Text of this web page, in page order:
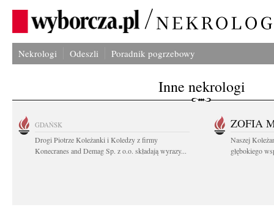
Nekrologi Odeszli Poradnik pogrzebowy
Inne nekrologi
GDAŃSK
Drogi Piotrze Koleżanki i Koledzy z firmy
Konecranes and Demag Sp. z o.o. składają wyrazy...
ZOFIA
Naszej
głębokiego